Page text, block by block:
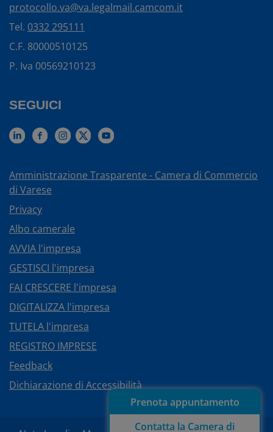
Prenota appuntamento
Contatta la Camera di
protocollo.va@va.legalmail.camcom.it
Tel. 0332 295111
C.F. 80000510125
P. Iva 00569210123
SEGUICI
Amministrazione Trasparente - Camera di Commercio
di Varese
Privacy
Albo camerale
AVVIA l'impresa
GESTISCI l'impresa
FAI CRESCERE l'impresa
DIGITALIZZA l'impresa
TUTELA l'impresa
REGISTRO IMPRESE
Feedback
Dichiarazione di Accessibilità